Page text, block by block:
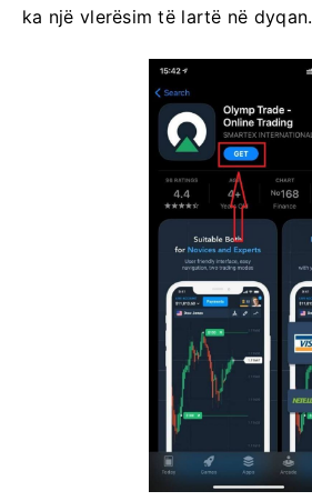
ka një vlerësim të lartë në dyqan.